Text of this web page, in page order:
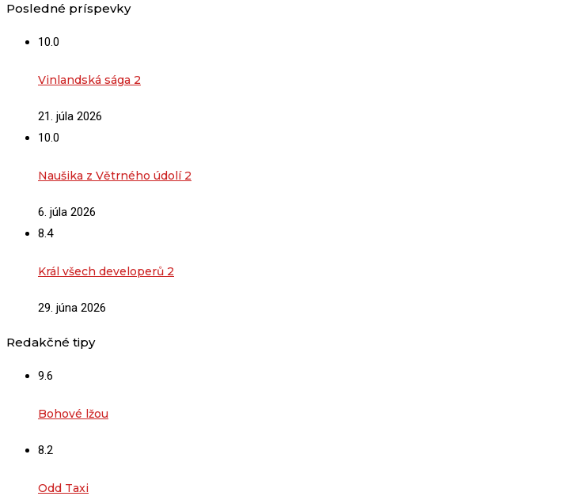
Posledné príspevky
10.0
Vinlandská sága 2
21. júla 2026
10.0
Naušika z Větrného údolí 2
6. júla 2026
8.4
Král všech developerů 2
29. júna 2026
Redakčné tipy
9.6
Bohové lžou
8.2
Odd Taxi